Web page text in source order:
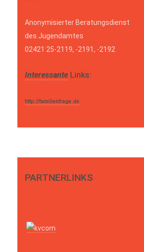
Anonymisierter Beratungsdienst
des Jugendamtes
02421 25-2119, -2191, -2192
Interessante Links:
http://familienfrage.de
PARTNERLINKS